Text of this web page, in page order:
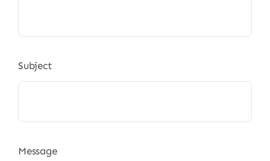
Subject
Message